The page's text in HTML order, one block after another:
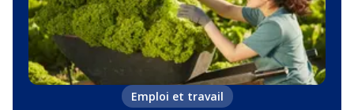
Emploi et travail